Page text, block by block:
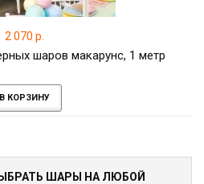
2 070 р.
шаров макарунс, 1 метр
В КОРЗИНУ
ШАРЫ НА ЛЮБОЙ